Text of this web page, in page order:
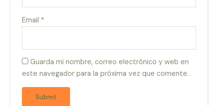
Email *
Guarda mi nombre, correo electrónico y web en
este navegador para la próxima vez que comente.